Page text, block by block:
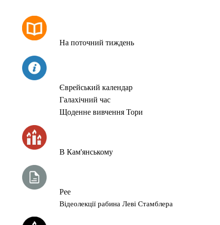
На поточний тиждень
Єврейський календар
Галахічний час
Щоденне вивчення Тори
В Кам'янському
Рее
Відеолекції рабина Леві Стамблера